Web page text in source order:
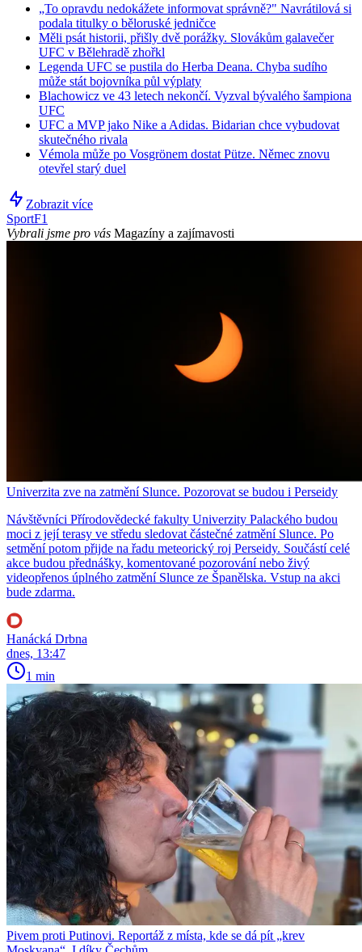
„To opravdu nedokážete informovat správně?" Navrátilová si
podala titulky o běloruské jedničce
Měli psát historii, přišly dvě porážky. Slovákům galavečer
UFC v Bělehradě zhořkl
Legenda UFC se pustila do Herba Deana. Chyba sudího
může stát bojovníka půl výplaty
Blachowicz ve 43 letech nekončí. Vyzval bývalého šampiona
UFC
UFC a MVP jako Nike a Adidas. Bidarian chce vybudovat
skutečného rivala
Vémola může po Vosgrönem dostat Pütze. Němec znovu
otevřel starý duel
Zobrazit více
SportF1
Vybrali jsme pro vás Magazíny a zajímavosti
Univerzita zve na zatmění Slunce. Pozorovat se budou i Perseidy
Návštěvníci Přírodovědecké fakulty Univerzity Palackého budou
moci z její terasy ve středu sledovat částečné zatmění Slunce. Po
setmění potom přijde na řadu meteorický roj Perseidy. Součástí celé
akce budou přednášky, komentované pozorování nebo živý
videopřenos úplného zatmění Slunce ze Španělska. Vstup na akci
bude zdarma.
Hanácká Drbna
dnes, 13:47
1 min
Pivem proti Putinovi. Reportáž z místa, kde se dá pít „krev